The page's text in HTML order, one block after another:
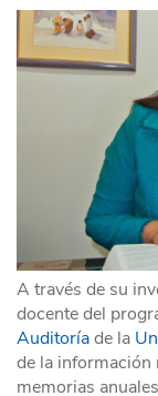
A través de su
docente del
Auditoríade la
de la información
memorias